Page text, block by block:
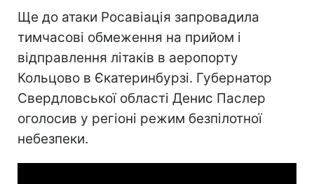
Ще до атаки Росавіація запровадила
тимчасові обмеження на прийом і
відправлення літаків в аеропорту
Кольцово в Єкатеринбурзі. Губернатор
Свердловської області Денис Паслер
оголосив у регіоні режим безпілотної
небезпеки.